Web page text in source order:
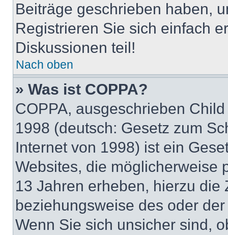
Beiträge geschrieben haben,
Registrieren Sie sich einfach
Diskussionen teil!
Nach oben
» Was ist COPPA?
COPPA, ausgeschrieben
1998 (deutsch: Gesetz zum
Internet von 1998) ist ein
Websites, die möglicherweise
13 Jahren erheben, hierzu die
beziehungsweise des oder
Wenn Sie sich unsicher sind,